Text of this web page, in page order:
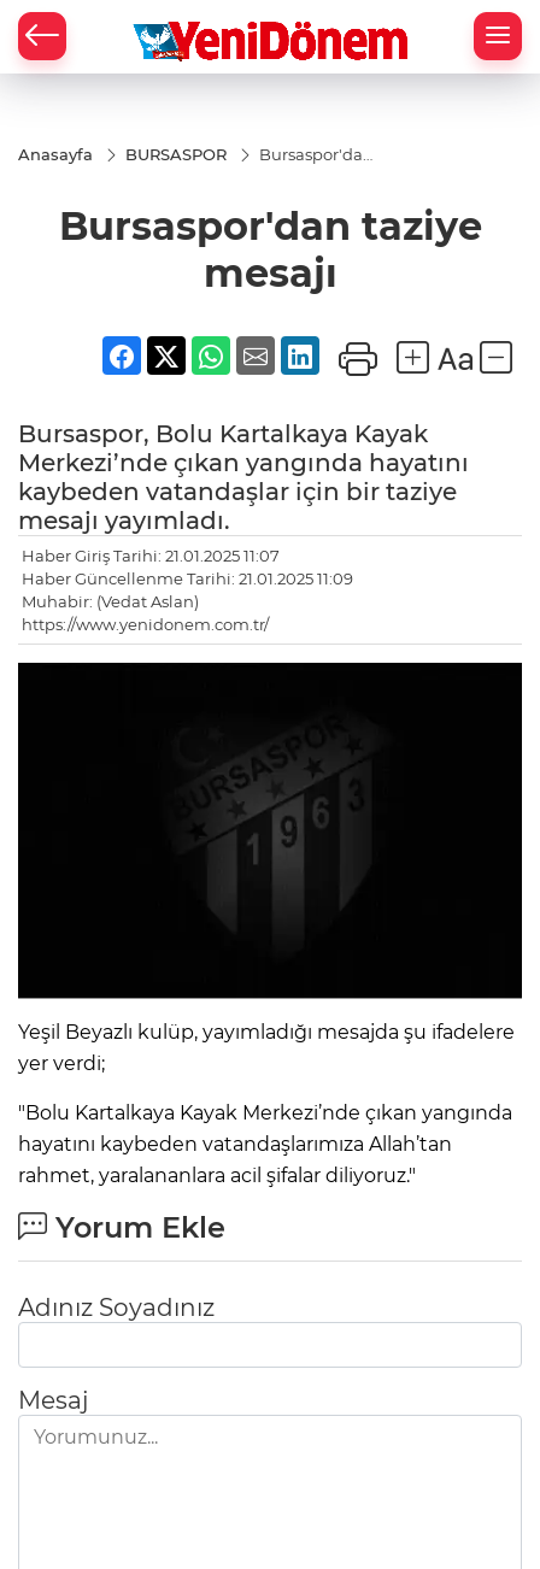
Anasayfa BURSASPOR
Bursaspor'dan
Bursaspor'dan taziye
mesajı
Bursaspor, Bolu Kartalkaya Kayak
Merkezi’nde çıkan yangında hayatını
kaybeden vatandaşlar için bir taziye
mesajı yayımladı.
Haber Giriş Tarihi: 21.01.2025 11:07
Haber Güncellenme Tarihi: 21.01.2025 11:09
Muhabir: (Vedat Aslan)
https://www.yenidonem.com.tr/
Yeşil Beyazlı kulüp, yayımladığı mesajda şu ifadelere
yer verdi;
"Bolu Kartalkaya Kayak Merkezi’nde çıkan yangında
hayatını kaybeden vatandaşlarımıza Allah’tan
rahmet, yaralananlara acil şifalar diliyoruz."
Yorum Ekle
Adınız Soyadınız
Mesaj